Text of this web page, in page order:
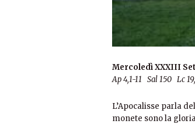
Mercoledì XXXIII
Ap 4,1-11 Sal 150 Lc
L’Apocalisse parla
monete sono la